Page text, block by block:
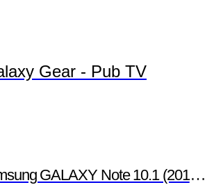
Gear - Pub TV
GALAXY Note 10.1 (2014 Edition)